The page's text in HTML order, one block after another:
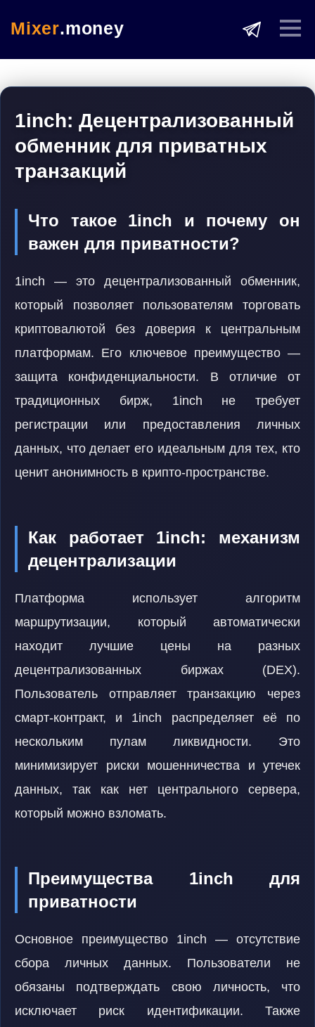
Mixer.money
1inch: Децентрализованный
обменник для приватных
транзакций
Что такое 1inch и почему он
важен для приватности?
1inch — это децентрализованный обменник,
который позволяет пользователям торговать
криптовалютой без доверия к центральным
платформам. Его ключевое преимущество —
защита конфиденциальности. В отличие от
традиционных бирж, 1inch не требует
регистрации или предоставления личных
данных, что делает его идеальным для тех, кто
ценит анонимность в крипто-пространстве.
Как работает 1inch: механизм
децентрализации
Платформа использует алгоритм
маршрутизации, который автоматически
находит лучшие цены на разных
децентрализованных биржах (DEX).
Пользователь отправляет транзакцию через
смарт-контракт, и 1inch распределяет её по
нескольким пулам ликвидности. Это
минимизирует риски мошенничества и утечек
данных, так как нет центрального сервера,
который можно взломать.
Преимущества 1inch для
приватности
Основное преимущество 1inch — отсутствие
сбора личных данных. Пользователи не
обязаны подтверждать свою личность, что
исключает риск идентификации. Также